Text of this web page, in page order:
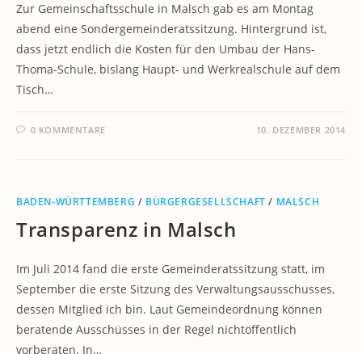
Zur Gemeinschaftsschule in Malsch gab es am Montag
abend eine Sondergemeinderatssitzung. Hintergrund ist,
dass jetzt endlich die Kosten für den Umbau der Hans-
Thoma-Schule, bislang Haupt- und Werkrealschule auf dem
Tisch…
0 KOMMENTARE 10. DEZEMBER 2014
BADEN-WÜRTTEMBERG / BÜRGERGESELLSCHAFT / MALSCH
Transparenz in Malsch
Im Juli 2014 fand die erste Gemeinderatssitzung statt, im
September die erste Sitzung des Verwaltungsausschusses,
dessen Mitglied ich bin. Laut Gemeindeordnung können
beratende Ausschüsses in der Regel nichtöffentlich
vorberaten. In…